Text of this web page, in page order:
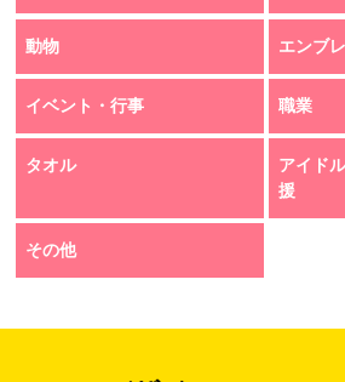
動物 エンブ
イベント・行事 職業
タオル
アイド
援
その他